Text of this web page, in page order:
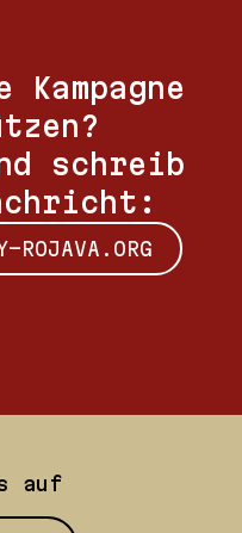
schreib
ROJAVA.ORG
auf